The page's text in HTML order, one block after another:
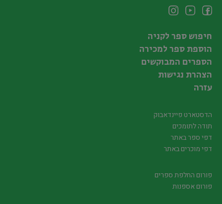
חיפוש ספר לקניה
הוספת ספר למכירה
הספרים המבוקשים
הצהרת נגישות
עזרה
הדסטארט פיינדאבוק
תודה לתומכים
דפי ספר באתר
דפי מוכרים באתר
פורום החלפת ספרים
פורום אספנות